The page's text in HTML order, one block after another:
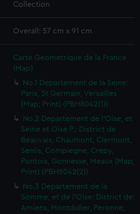
Collection
Overall: 57 cm x 91 cm
Carte Geometrique de la France
(Map)
No.1 Departement de la Seine:
Paris, St Germain, Versailles
(Map; Print) (PBH8042(1))
No.2 Departement de l'Oise, et
Seine et Oise P.: District de
Beauvais, Chaumont, Clermont,
Senlis, Compiegne, Crepy,
Pontois, Gonnesse, Meaux (Map;
Print) (PBH8042(2))
No.3 Departement de la
Somme, et de l'Oise: District de:
Amiens, Montdidier, Peronne,